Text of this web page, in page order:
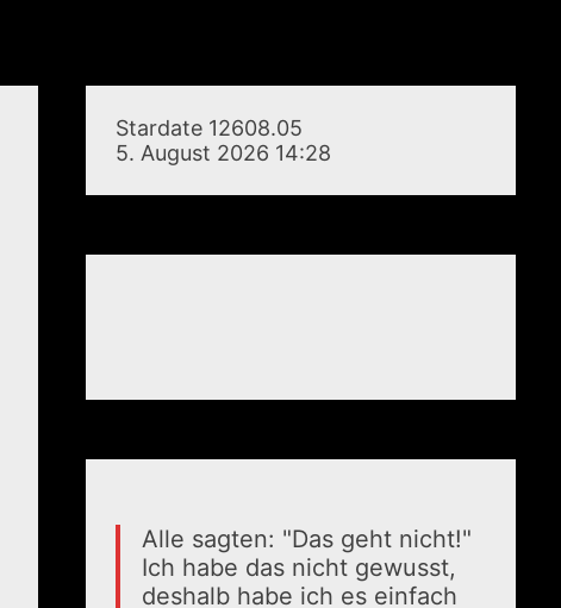
Stardate 12608.05
5. August 2026 14:28
Alle sagten: "Das geht nicht!"
Ich habe das nicht gewusst,
deshalb habe ich es einfach